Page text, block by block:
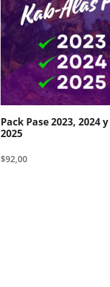
Pack Pase 2023, 2024 y
2025
$92,00